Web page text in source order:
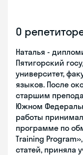
О
Наталья -
Пятигорский
университет,
языков. После
старшим
Южном
работы
программе по
Training
статей, приняла